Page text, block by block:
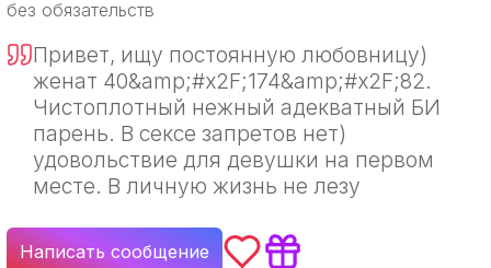
без обязательств
Привет, ищу постоянную любовницу)
женат 40&amp;#x2F;174&amp;#x2F;82.
Чистоплотный нежный адекватный БИ
парень. В сексе запретов нет)
удовольствие для девушки на первом
месте. В личную жизнь не лезу
Написать сообщение